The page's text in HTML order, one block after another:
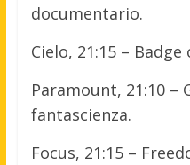
documentario.
Cielo, 21:15 –
Paramount, 21:10 –
fantascienza.
Focus, 21:15 –